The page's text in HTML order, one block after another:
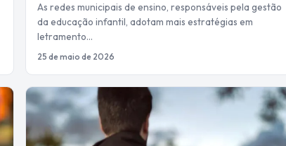
As redes municipais de ensino, responsáveis pela gestão
da educação infantil, adotam mais estratégias em
letramento…
25 de maio de 2026